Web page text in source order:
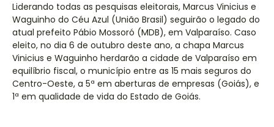
Liderando todas as pesquisas eleitorais, Marcus Vinicius e
Waguinho do Céu Azul (União Brasil) seguirão o legado do
atual prefeito Pábio Mossoró (MDB), em Valparaíso. Caso
eleito, no dia 6 de outubro deste ano, a chapa Marcus
Vinicius e Waguinho herdarão a cidade de Valparaíso em
equilíbrio fiscal, o município entre as 15 mais seguros do
Centro-Oeste, a 5ª em aberturas de empresas (Goiás), e
1ª em qualidade de vida do Estado de Goiás.